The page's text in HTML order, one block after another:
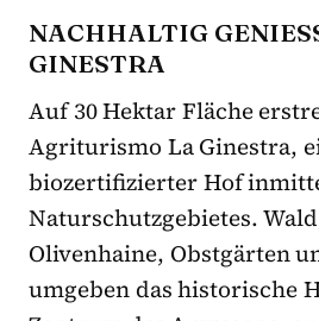
NACHHALTIG
INESTRA
Auf 30 Hektar Fläche
Agriturismo La Ginestra,
biozertifizierter Hof
Naturschutzgebietes.
Olivenhaine, Obstgärten
umgeben das historische